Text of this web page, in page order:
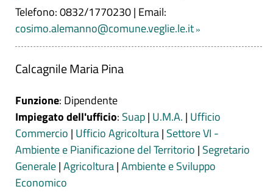
Telefono: 0832/1770230| Email:
cosimo.alemanno@comune.veglie.le.it
Calcagnile Maria Pina
Funzione: Dipendente
Impiegato dell'ufficio: Suap| U.M.A. | Ufficio
Commercio | Ufficio Agricoltura| Settore VI -
Ambiente e Pianificazione del Territorio | Segretario
Generale|Agricoltura|Ambiente e Sviluppo
Economico